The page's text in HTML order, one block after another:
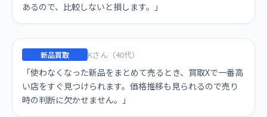
あるので、比較しないと損します。」
新品買取 Kさん（40代）
「使わなくなった新品をまとめて売るとき、買取Xで一番高
い店をすぐ見つけられます。価格推移も見られるので売り
時の判断に欠かせません。」